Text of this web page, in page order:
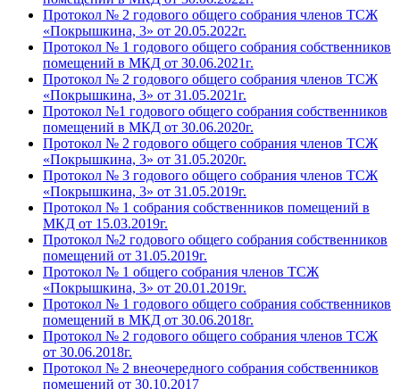
Протокол № 2 годового общего собрания членов ТСЖ
«Покрышкина, 3» от 20.05.2022г.
Протокол № 1 годового общего собрания собственников
помещений в МКД от 30.06.2021г.
Протокол № 2 годового общего собрания членов ТСЖ
«Покрышкина, 3» от 31.05.2021г.
Протокол №1 годового общего собрания собственников
помещений в МКД от 30.06.2020г.
Протокол № 2 годового общего собрания членов ТСЖ
«Покрышкина, 3» от 31.05.2020г.
Протокол № 3 годового общего собрания членов ТСЖ
«Покрышкина, 3» от 31.05.2019г.
Протокол № 1 собрания собственников помещений в
МКД от 15.03.2019г.
Протокол №2 годового общего собрания собственников
помещений от 31.05.2019г.
Протокол № 1 общего собрания членов ТСЖ
«Покрышкина, 3» от 20.01.2019г.
Протокол № 1 годового общего собрания собственников
помещений в МКД от 30.06.2018г.
Протокол № 2 годового общего собрания членов ТСЖ
от 30.06.2018г.
Протокол № 2 внеочередного собрания собственников
помещений от 30.10.2017